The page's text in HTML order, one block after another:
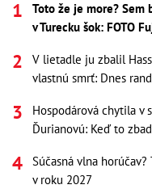
Toto že je more? Sem
v Turecku šok: FOTO
V lietadle ju zbalil
vlastnú smrť: Dnes
Hospodárová chytila v
Ďurianovú: Keď to
Súčasná vlna horúčav?
v roku 2027